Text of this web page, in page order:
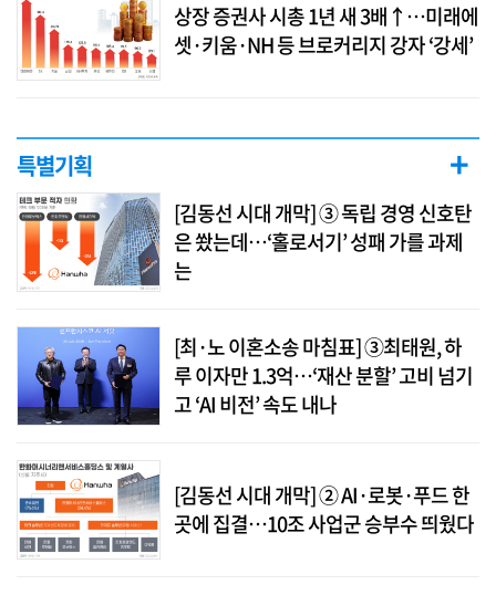
상장 증권사 시총 1년 새 3배↑…미래에
셋·키움·NH 등 브로커리지 강자 ‘강세’
특별기획 +
[김동선 시대 개막] ③ 독립 경영 신호탄
은 쐈는데…‘홀로서기’ 성패 가를 과제
는
[최·노 이혼소송 마침표] ③최태원, 하
루 이자만 1.3억…‘재산 분할’ 고비 넘기
고 ‘AI 비전’ 속도 내나
[김동선 시대 개막] ② AI·로봇·푸드 한
곳에 집결…10조 사업군 승부수 띄웠다